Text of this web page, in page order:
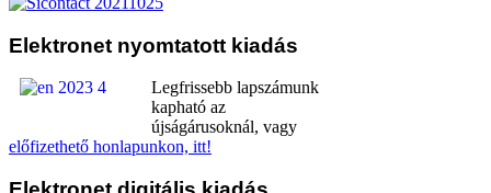
Elektronet nyomtatott kiadás
Legfrissebb lapszámunk
kapható az
újságárusoknál, vagy
előfizethető honlapunkon, itt!